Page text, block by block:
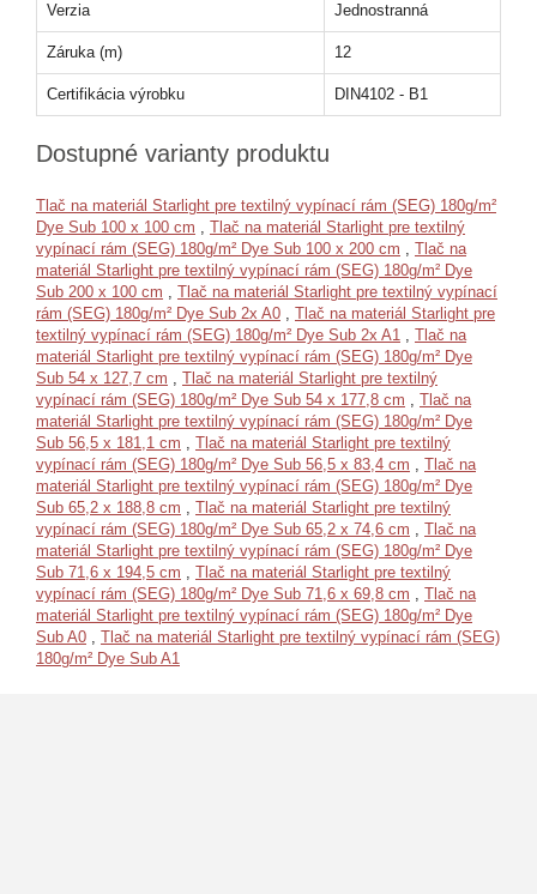
Verzia Jednostranná
Záruka (m) 12
Certifikácia výrobku DIN4102 - B1
Dostupné varianty produktu
Tlač na materiál Starlight pre textilný vypínací rám (SEG) 180g/m²
Dye Sub 100 x 100 cm , Tlač na materiál Starlight pre textilný
vypínací rám (SEG) 180g/m² Dye Sub 100 x 200 cm , Tlač na
materiál Starlight pre textilný vypínací rám (SEG) 180g/m² Dye
Sub 200 x 100 cm , Tlač na materiál Starlight pre textilný vypínací
rám (SEG) 180g/m² Dye Sub 2x A0 , Tlač na materiál Starlight pre
textilný vypínací rám (SEG) 180g/m² Dye Sub 2x A1 , Tlač na
materiál Starlight pre textilný vypínací rám (SEG) 180g/m² Dye
Sub 54 x 127,7 cm , Tlač na materiál Starlight pre textilný
vypínací rám (SEG) 180g/m² Dye Sub 54 x 177,8 cm , Tlač na
materiál Starlight pre textilný vypínací rám (SEG) 180g/m² Dye
Sub 56,5 x 181,1 cm , Tlač na materiál Starlight pre textilný
vypínací rám (SEG) 180g/m² Dye Sub 56,5 x 83,4 cm , Tlač na
materiál Starlight pre textilný vypínací rám (SEG) 180g/m² Dye
Sub 65,2 x 188,8 cm , Tlač na materiál Starlight pre textilný
vypínací rám (SEG) 180g/m² Dye Sub 65,2 x 74,6 cm , Tlač na
materiál Starlight pre textilný vypínací rám (SEG) 180g/m² Dye
Sub 71,6 x 194,5 cm , Tlač na materiál Starlight pre textilný
vypínací rám (SEG) 180g/m² Dye Sub 71,6 x 69,8 cm , Tlač na
materiál Starlight pre textilný vypínací rám (SEG) 180g/m² Dye
Sub A0 , Tlač na materiál Starlight pre textilný vypínací rám (SEG)
180g/m² Dye Sub A1